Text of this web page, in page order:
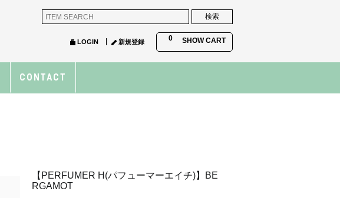
0 SHOW CART
LOGIN 新規登録
CONTACT
【PERFUMER H(パフューマーエイチ)】BE
RGAMOT